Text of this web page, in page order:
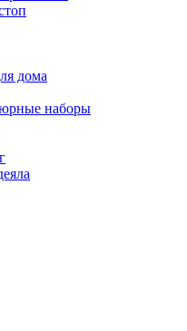
дома
наборы